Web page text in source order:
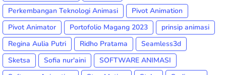
Perkembangan Teknologi Animasi
Pivot Animation
Pivot Animator
Portofolio Magang 2023
prinsip animasi
Regina Aulia Putri
Ridho Pratama
Seamless3d
Sketsa
Sofia nur'aini
SOFTWARE ANIMASI